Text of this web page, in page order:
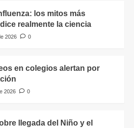
los mitos más
realmente la ciencia
2026
0
en colegios alertan por
2026
0
llegada del Niño y el